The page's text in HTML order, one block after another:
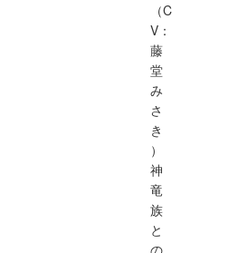
（C
V：
藤
堂
み
さ
き
）
神
竜
族
と